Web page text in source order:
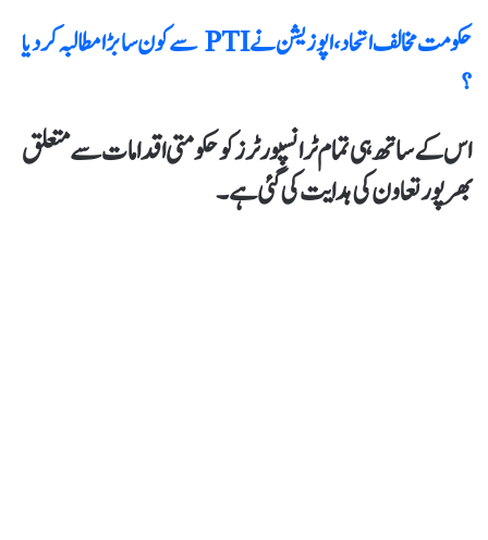
حکومت مخالف اتحاد ، اپوزیشن نے PTI سے کون سا بڑا مطالبہ کر دیا
؟
اس کےساتھ ہی تمام ٹرانسپورٹرز کو حکومتی اقدامات سے متعلق
بھرپور تعاون کی ہدایت کی گئی ہے۔